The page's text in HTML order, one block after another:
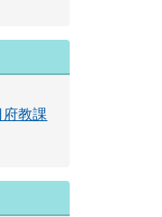
教課